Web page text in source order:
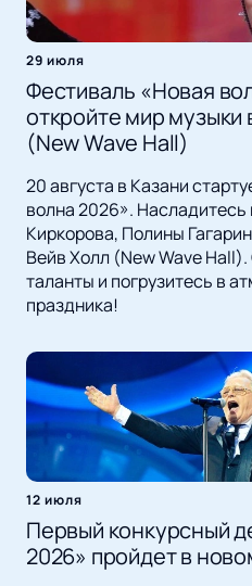
29 июля
Фестиваль «Новая
откройте мир
(New Wave Hall)
20 августа в Казани
волна 2026».
Киркорова, Полины
Вейв Холл (New Wave
таланты и погрузитесь в
праздника!
12 июля
Первый конкурсный
2026» пройдет в